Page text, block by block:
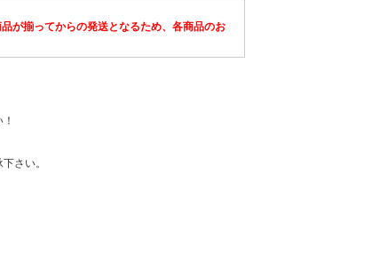
が揃ってからの発送となるため、各商品のお
さい。